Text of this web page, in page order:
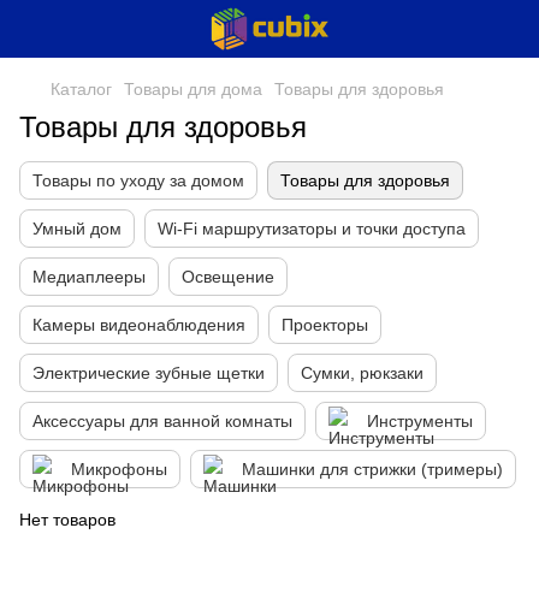
Каталог Товары для дома Товары для здоровья
Товары для здоровья
Товары по уходу за домом Товары для здоровья
Умный дом Wi-Fi маршрутизаторы и точки доступа
Медиаплееры Освещение
Камеры видеонаблюдения Проекторы
Электрические зубные щетки Сумки, рюкзаки
Аксессуары для ванной комнаты Инструменты
Микрофоны Машинки для стрижки (тримеры)
Нет товаров